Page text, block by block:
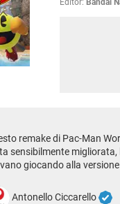
Editor: Bandai
remake di Pac-Man
sensibilmente migliorata,
giocando alla
Antonello Ciccarello